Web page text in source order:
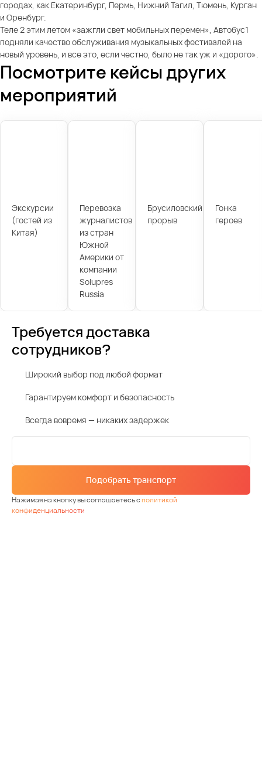
городах, как Екатеринбург, Пермь, Нижний Тагил, Тюмень, Курган
и Оренбург.
Теле 2 этим летом «зажгли свет мобильных перемен», Автобус1
подняли качество обслуживания музыкальных фестивалей на
новый уровень, и все это, если честно, было не так уж и «дорого».
Посмотрите кейсы других
мероприятий
Экскурсии
(гостей из
Китая)
Перевозка
журналистов
из стран
Южной
Америки от
компании
Solupres
Russia
Брусиловский
прорыв
Гонка
героев
Требуется доставка
сотрудников?
Широкий выбор под любой формат
Гарантируем комфорт и безопасность
Всегда вовремя — никаких задержек
Подобрать транспорт
Нажимая на кнопку вы соглашаетесь сполитикой
конфиденциальности